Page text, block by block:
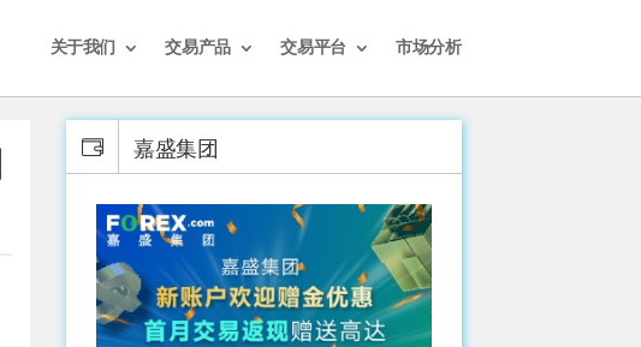
关于我们 交易产品 交易平台 市场分析
嘉盛集团